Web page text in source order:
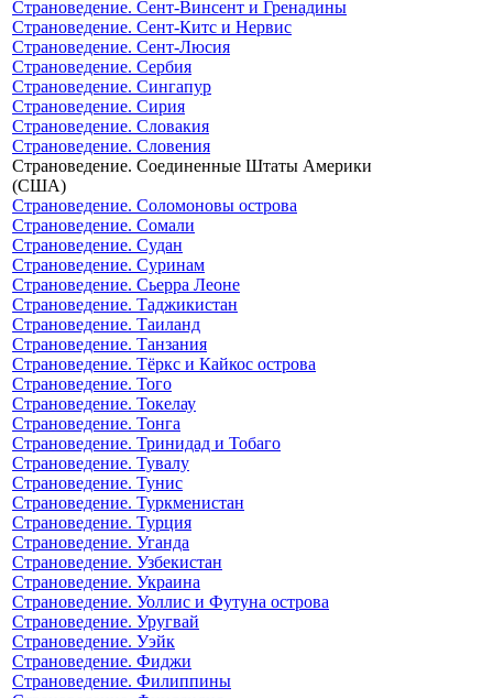
Страноведение. Сент-Винсент и Гренадины
Страноведение. Сент-Китс и Нервис
Страноведение. Сент-Люсия
Страноведение. Сербия
Страноведение. Сингапур
Страноведение. Сирия
Страноведение. Словакия
Страноведение. Словения
Страноведение. Соединенные Штаты Америки
(США)
Страноведение. Соломоновы острова
Страноведение. Сомали
Страноведение. Судан
Страноведение. Суринам
Страноведение. Сьерра Леоне
Страноведение. Таджикистан
Страноведение. Таиланд
Страноведение. Танзания
Страноведение. Тёркс и Кайкос острова
Страноведение. Того
Страноведение. Токелау
Страноведение. Тонга
Страноведение. Тринидад и Тобаго
Страноведение. Тувалу
Страноведение. Тунис
Страноведение. Туркменистан
Страноведение. Турция
Страноведение. Уганда
Страноведение. Узбекистан
Страноведение. Украина
Страноведение. Уоллис и Футуна острова
Страноведение. Уругвай
Страноведение. Уэйк
Страноведение. Фиджи
Страноведение. Филиппины